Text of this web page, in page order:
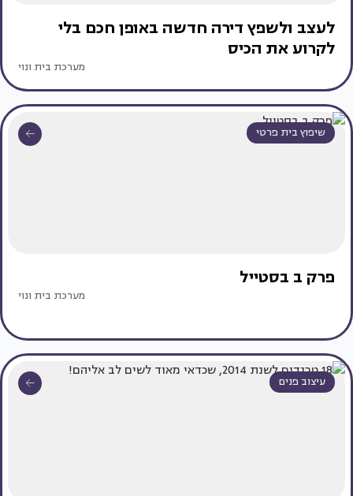
לעצב ולשפץ דירה חדשה באופן חכם בלי
לקרוע את הכיס
מערכת בית ונוי
שיפוץ בית פרטי
פרק ב בסטייל
מערכת בית ונוי
עיצוב פנים